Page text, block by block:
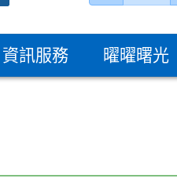
資訊服務 曜曜曙光